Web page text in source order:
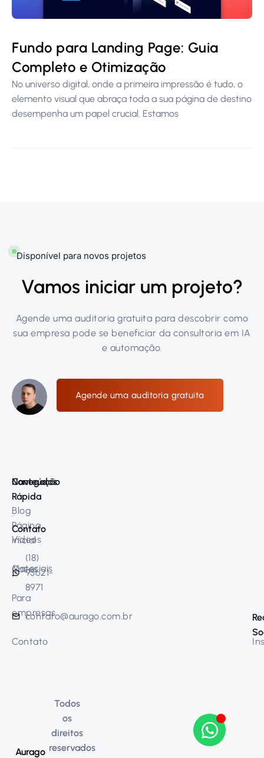
Fundo para Landing Page: Guia
Completo e Otimização
No universo digital, onde a primeira impressão é tudo, o
elemento visual que abraça toda a sua página de destino
desempenha um papel crucial. Estamos
Disponível para novos projetos
Vamos iniciar um projeto?
Agende uma auditoria gratuita para descobrir como
sua empresa pode se beneficiar da consultoria em IA
e automação.
Agende uma auditoria gratuita
Navegação
Rápida
Página
inicial
Cases
Para
empresas
Contato
Conteúdos
Blog
Vídeos
Materiais
Contato
(18)
93621-
8971
contato@aurago.com.br
Aurago
Todos
os
direitos
reservados